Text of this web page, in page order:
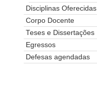
Disciplinas Oferecidas
Corpo Docente
Teses e Dissertações
Egressos
Defesas agendadas